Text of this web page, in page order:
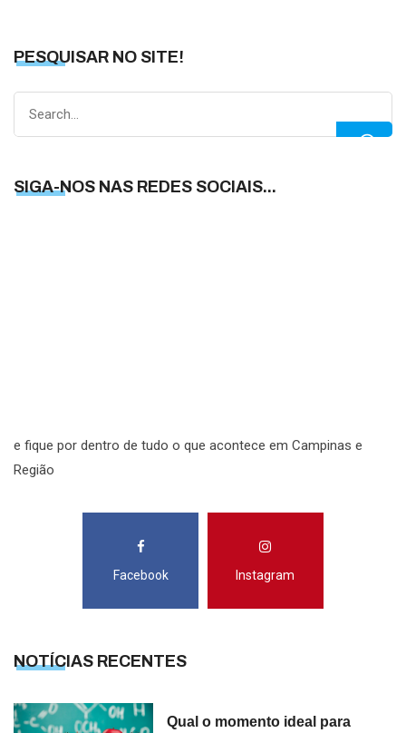
PESQUISAR NO SITE!
SIGA-NOS NAS REDES SOCIAIS...
e fique por dentro de tudo o que acontece em Campinas e
Região
Facebook Instagram
NOTÍCIAS RECENTES
Qual o momento ideal para